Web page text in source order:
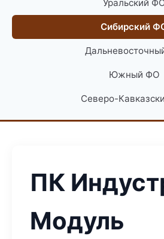
Уральский
Сибирский
Южный ФО
Северо-
ПК
Модуль